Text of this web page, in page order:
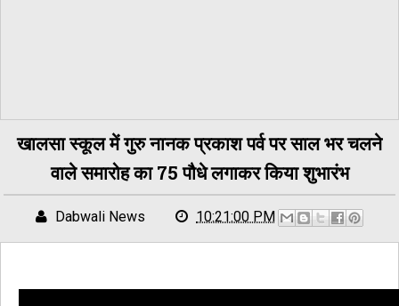
खालसा स्कूल में गुरु नानक प्रकाश पर्व पर साल भर चलने
वाले समारोह का 75 पौधे लगाकर किया शुभारंभ
Dabwali News 10:21:00 PM